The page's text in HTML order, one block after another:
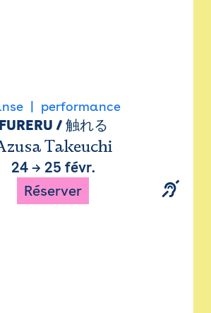
performance
FURERU / 触れる
Takeuchi
24→ 25 févr.
Réserver